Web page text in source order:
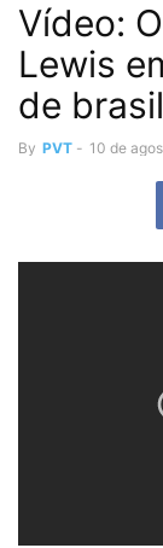
Vídeo:
Lewis
de
By PVT - 10 de